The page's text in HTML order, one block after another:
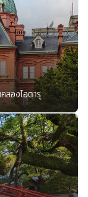
ลองโอตารุ